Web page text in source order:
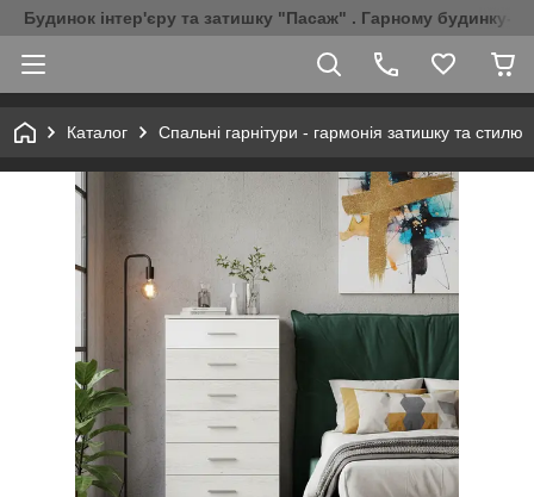
Будинок інтер'єру та затишку "Пасаж" . Гарному будинку-
Каталог Спальні гарнітури - гармонія затишку та стилю